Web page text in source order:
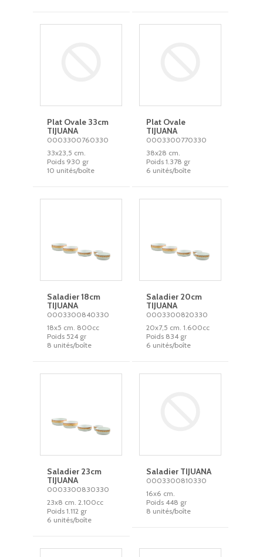
Plat Ovale 33cm
TIJUANA
0003300760330
33x23,5 cm.
Poids 930 gr
10 unités/boîte
Plat Ovale
TIJUANA
0003300770330
38x28 cm.
Poids 1.378 gr
6 unités/boîte
Saladier 18cm
TIJUANA
0003300840330
18x5 cm. 800cc
Poids 524 gr
8 unités/boîte
Saladier 20cm
TIJUANA
0003300820330
20x7,5 cm. 1.600cc
Poids 834 gr
6 unités/boîte
Saladier 23cm
TIJUANA
0003300830330
23x8 cm. 2.100cc
Poids 1.112 gr
6 unités/boîte
Saladier TIJUANA
0003300810330
16x6 cm.
Poids 448 gr
8 unités/boîte